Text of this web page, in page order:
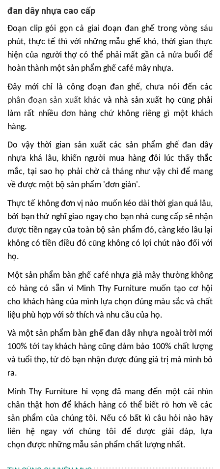
đan dây nhựa cao cấp
Đoạn clip gói gọn cả giai đoạn đan ghế trong vòng sáu
phút, thực tế thì với những mẫu ghế khó, thời gian thực
hiện của người thợ có thể phải mất gần cả nửa buổi để
hoàn thành một sản phẩm ghế café mây nhựa.
Đây mới chỉ là công đoạn đan ghế, chưa nói đến các
phân đoạn sản xuất khác và nhà sản xuất họ cũng phải
làm rất nhiều đơn hàng chứ không riêng gì một khách
hàng.
Do vậy thời gian sản xuất các sản phẩm ghế đan dây
nhựa khá lâu, khiến người mua hàng đôi lúc thấy thắc
mắc, tại sao họ phải chờ cả tháng như vậy chỉ để mang
về được một bộ sản phẩm 'đơn giản'.
Thực tế không đơn vị nào muốn kéo dài thời gian quá lâu,
bởi bạn thử nghĩ giao ngay cho bạn nhà cung cấp sẽ nhận
được tiền ngay của toàn bộ sản phẩm đó, càng kéo lâu lại
không có tiền điều đó cũng không có lợi chút nào đối với
họ.
Một sản phẩm bàn ghế café nhựa giả mây thường không
có hàng có sẵn vì Minh Thy Furniture muốn tạo cơ hội
cho khách hàng của mình lựa chọn đúng màu sắc và chất
liệu phù hợp với sở thích và nhu cầu của họ.
Và một sản phẩm bàn ghế đan dây nhựa ngoài trời mới
100% tới tay khách hàng cũng đảm bảo 100% chất lượng
và tuổi thọ, từ đó bạn nhận được đúng giá trị mà mình bỏ
ra.
Minh Thy Furniture hi vọng đã mang đến một cái nhìn
chân thật hơn để khách hàng có thể biết rõ hơn về các
sản phẩm của chúng tôi. Nếu có bất kì câu hỏi nào hãy
liên hệ ngay với chúng tôi để được giải đáp, lựa
chọn được những mẫu sản phẩm chất lượng nhất.